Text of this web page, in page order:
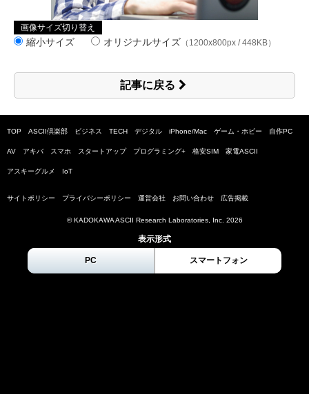
画像サイズ切り替え
縮小サイズ オリジナルサイズ （1200x800px / 448KB）
記事に戻る
TOP ASCII倶楽部 ビジネス TECH デジタル iPhone/Mac ゲーム・ホビー 自作PC
AV アキバ スマホ スタートアップ プログラミング+ 格安SIM 家電ASCII
アスキーグルメ IoT
サイトポリシー プライバシーポリシー 運営会社 お問い合わせ 広告掲載
© KADOKAWA ASCII Research Laboratories, Inc. 2026
表示形式
PC スマートフォン